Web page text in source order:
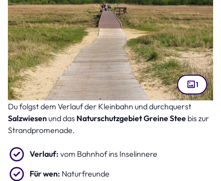
Salzwiesen auf der Insel Borkum (Bild: Horst Bingemer – stock.adobe.com )
1
Du folgst dem Verlauf der Kleinbahn und durchquerst
Salzwiesen und das Naturschutzgebiet Greine Stee bis zur
Strandpromenade.
Verlauf: vom Bahnhof ins Inselinnere
Für wen: Naturfreunde